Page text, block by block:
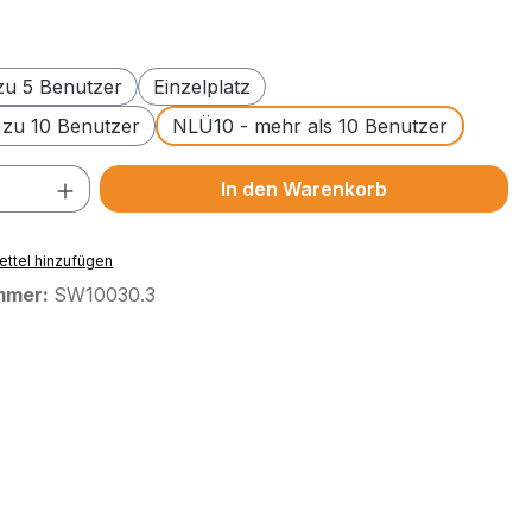
5 Benutzer
Einzelplatz
10 Benutzer
NLÜ10 - mehr als 10 Benutzer
Gib den gewünschten Wert
In den Warenkorb
hinzufügen
SW10030.3